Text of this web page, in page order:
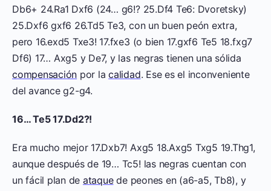
Db6+ 24.Ra1 Dxf6 (24… g6!? 25.Df4 Te6: Dvoretsky)
25.Dxf6 gxf6 26.Td5 Te3, con un buen peón extra,
pero 16.exd5 Txe3! 17.fxe3 (o bien 17.gxf6 Te5 18.fxg7
Df6) 17… Axg5 y De7, y las negras tienen una sólida
compensación por lacalidad. Ese es el inconveniente
del avance g2-g4.
16… Te5 17.Dd2?!
Era mucho mejor 17.Dxb7! Axg5 18.Axg5 Txg5 19.Thg1,
aunque después de 19… Tc5! las negras cuentan con
un fácil plan de ataquede peones en (a6-a5, Tb8), y